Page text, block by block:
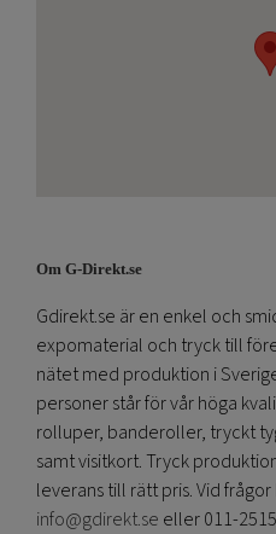
Om G-Direkt.se
Gdirekt.se är en enkel och
expomaterial och tryck till
nätet med produktion i
personer står för vår höga
rolluper, banderoller, tryckt
samt visitkort. Tryck
leverans till rätt pris. Vid
info@gdirekt.se eller 011-